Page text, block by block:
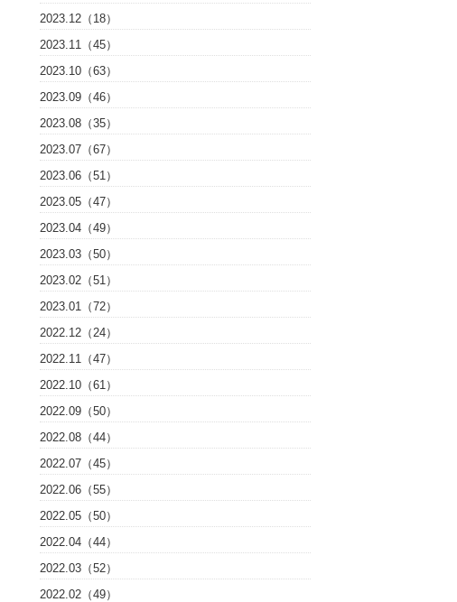
2023.12（18）
2023.11（45）
2023.10（63）
2023.09（46）
2023.08（35）
2023.07（67）
2023.06（51）
2023.05（47）
2023.04（49）
2023.03（50）
2023.02（51）
2023.01（72）
2022.12（24）
2022.11（47）
2022.10（61）
2022.09（50）
2022.08（44）
2022.07（45）
2022.06（55）
2022.05（50）
2022.04（44）
2022.03（52）
2022.02（49）